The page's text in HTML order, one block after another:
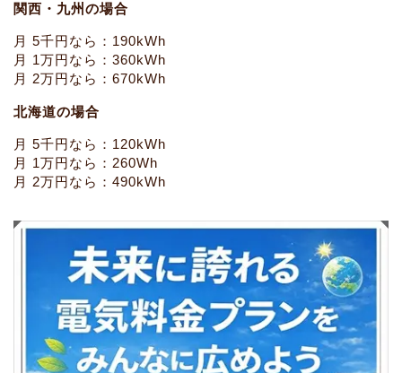
関西・九州の場合
月 5千円なら：190kWh
月 1万円なら：360kWh
月 2万円なら：670kWh
北海道の場合
月 5千円なら：120kWh
月 1万円なら：260Wh
月 2万円なら：490kWh